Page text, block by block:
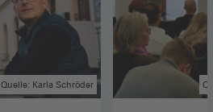
Quelle: Karla Schröder